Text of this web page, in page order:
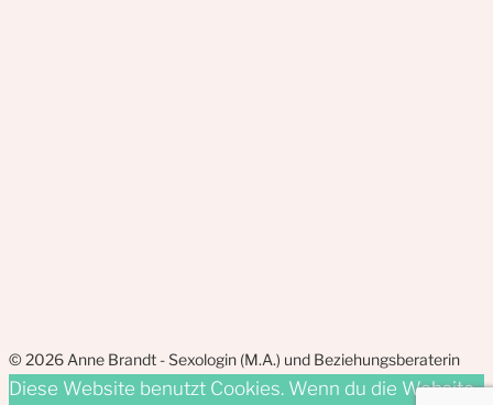
© 2026 Anne Brandt - Sexologin (M.A.) und Beziehungsberaterin
Diese Website benutzt Cookies. Wenn du die Website